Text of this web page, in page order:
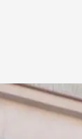
turística.